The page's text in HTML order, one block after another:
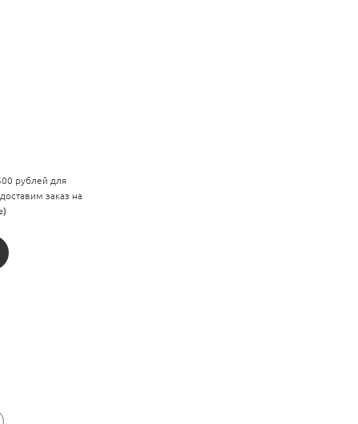
рублей для
заказ на